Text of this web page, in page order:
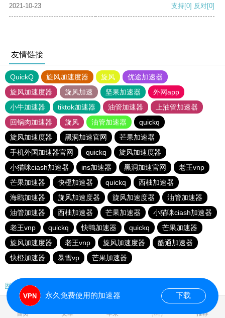
2021-10-23 支持[0] 反对[0]
友情链接
QuickQ 旋风加速度器 旋风
优途加速器
旋风加速度器
旋风加速 坚果加速器
外网app
小牛加速器
tiktok加速器 油管加速器
上油管加速器
回锅肉加速器
旋风 油管加速器
quickq
旋风加速度器
黑洞加速官网
芒果加速器
手机外国加速器官网
quickq
旋风加速度器
小猫咪ciash加速器
ins加速器 黑洞加速官网
老王vnp
芒果加速器
快橙加速器 quickq
西柚加速器
海鸥加速器
旋风加速度器 旋风加速度器
油管加速器
油管加速器
西柚加速器 芒果加速器
小猫咪ciash加速器
老王vnp
quickq 快鸭加速器 quickq
芒果加速器
旋风加速度器
老王vnp 旋风加速度器
酷通加速器
快橙加速器
暴雪vp 芒果加速器
网站地图
首页 安卓 苹果 排行 推荐
永久免费使用的加速器 下载
0.234067s